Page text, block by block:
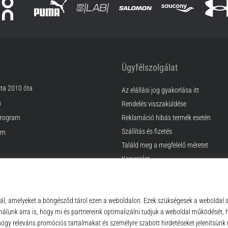
2010 óta
Ügyfélszolgálat
Az elállási jog gyakorlása itt
Rendelés visszaküldése
Reklamáció hibás termék esetén
Szállítás és fizetés
Találd meg a megfelelő méretet
Kapcsolat